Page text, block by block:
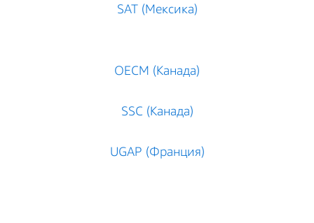
SAT (Мексика)
OECM (Канада)
SSC (Канада)
UGAP (Франция)